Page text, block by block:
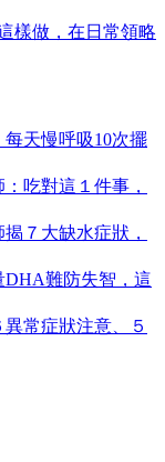
樣做，在日常領略
天慢呼吸10次擺
吃對這１件事，
７大缺水症狀，
DHA難防失智，這
常症狀注意、５